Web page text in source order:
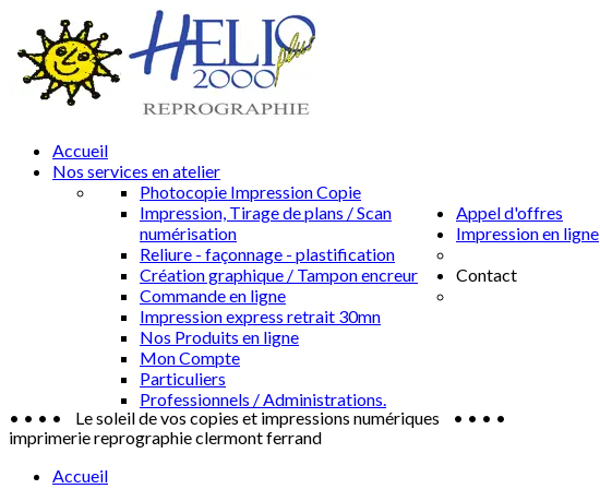
Accueil
Nos services en atelier
Photocopie Impression Copie
Impression, Tirage de plans / Scan
numérisation
Reliure - façonnage - plastification
Création graphique / Tampon encreur
Commande en ligne
Appel d'offres
Impression en ligne
Impression express retrait 30mn
Nos Produits en ligne
Mon Compte
Contact
Particuliers
Professionnels / Administrations.
• • • • Le soleil de vos copies et impressions numériques • • • •
imprimerie reprographie clermont ferrand
Accueil